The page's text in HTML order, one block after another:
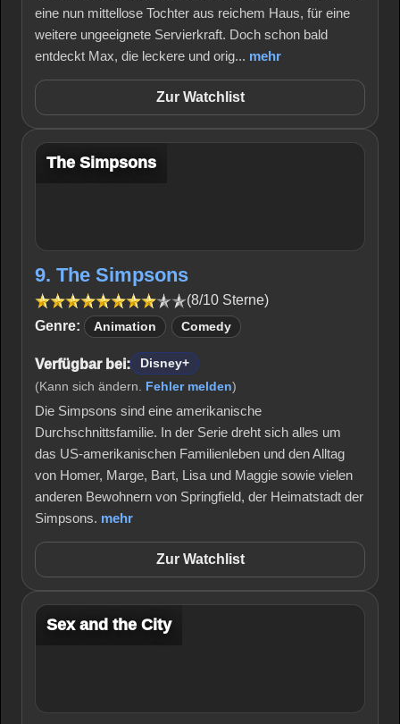
eine nun mittellose Tochter aus reichem Haus, für eine
weitere ungeeignete Servierkraft. Doch schon bald
entdeckt Max, die leckere und orig... mehr
Zur Watchlist
The Simpsons
9. The Simpsons
(8/10 Sterne)
Genre:
Animation Comedy
Verfügbar bei:
Disney+
(Kann sich ändern. Fehler melden)
Die Simpsons sind eine amerikanische
Durchschnittsfamilie. In der Serie dreht sich alles um
das US-amerikanischen Familienleben und den Alltag
von Homer, Marge, Bart, Lisa und Maggie sowie vielen
anderen Bewohnern von Springfield, der Heimatstadt der
Simpsons. mehr
Zur Watchlist
Sex and the City